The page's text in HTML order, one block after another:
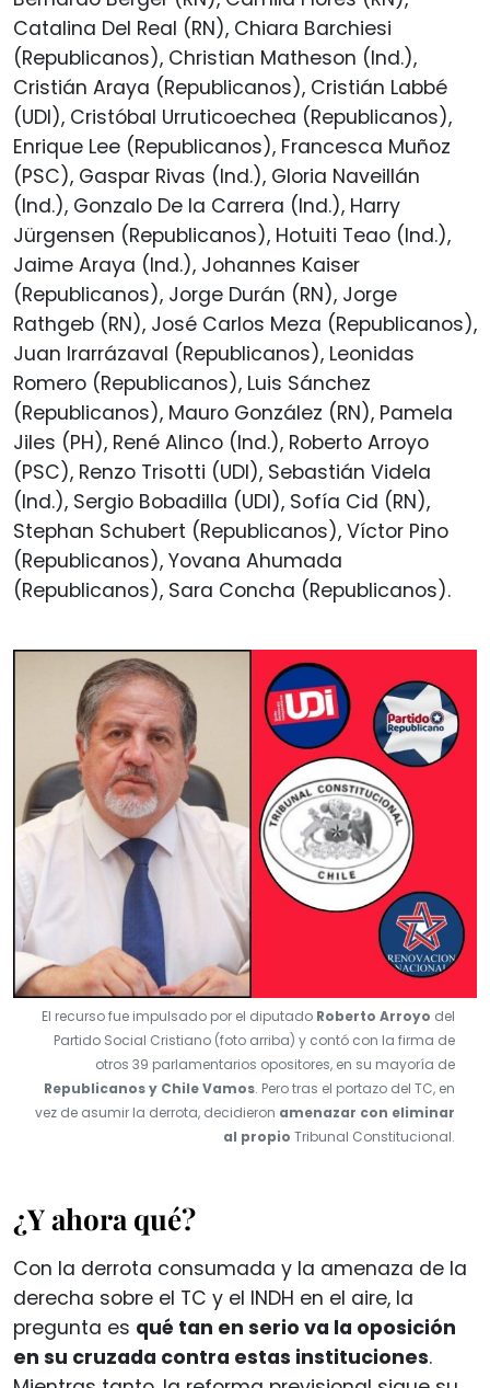
Catalina Del Real (RN), Chiara Barchiesi
(Republicanos), Christian Matheson (Ind.),
Cristián Araya (Republicanos), Cristián Labbé
(UDI), Cristóbal Urruticoechea (Republicanos),
Enrique Lee (Republicanos), Francesca Muñoz
(PSC), Gaspar Rivas (Ind.), Gloria Naveillán
(Ind.), Gonzalo De la Carrera (Ind.), Harry
Jürgensen (Republicanos), Hotuiti Teao (Ind.),
Jaime Araya (Ind.), Johannes Kaiser
(Republicanos), Jorge Durán (RN), Jorge
Rathgeb (RN), José Carlos Meza (Republicanos),
Juan Irarrázaval (Republicanos), Leonidas
Romero (Republicanos), Luis Sánchez
(Republicanos), Mauro González (RN), Pamela
Jiles (PH), René Alinco (Ind.), Roberto Arroyo
(PSC), Renzo Trisotti (UDI), Sebastián Videla
(Ind.), Sergio Bobadilla (UDI), Sofía Cid (RN),
Stephan Schubert (Republicanos), Víctor Pino
(Republicanos), Yovana Ahumada
(Republicanos), Sara Concha (Republicanos).
El recurso fue impulsado por el diputado Roberto Arroyo del
Partido Social Cristiano (foto arriba) y contó con la firma de
otros 39 parlamentarios opositores, en su mayoría de
Republicanos y Chile Vamos. Pero tras el portazo del TC, en
vez de asumir la derrota, decidieron amenazar con eliminar
al propio Tribunal Constitucional.
¿Y ahora qué?
Con la derrota consumada y la amenaza de la
derecha sobre el TC y el INDH en el aire, la
pregunta es qué tan en serio va la oposición
en su cruzada contra estas instituciones.